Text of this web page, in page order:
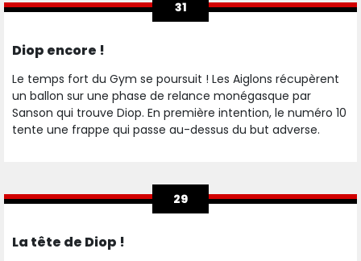
31
Diop encore !
Le temps fort du Gym se poursuit ! Les Aiglons récupèrent
un ballon sur une phase de relance monégasque par
Sanson qui trouve Diop. En première intention, le numéro 10
tente une frappe qui passe au-dessus du but adverse.
29
La tête de Diop !